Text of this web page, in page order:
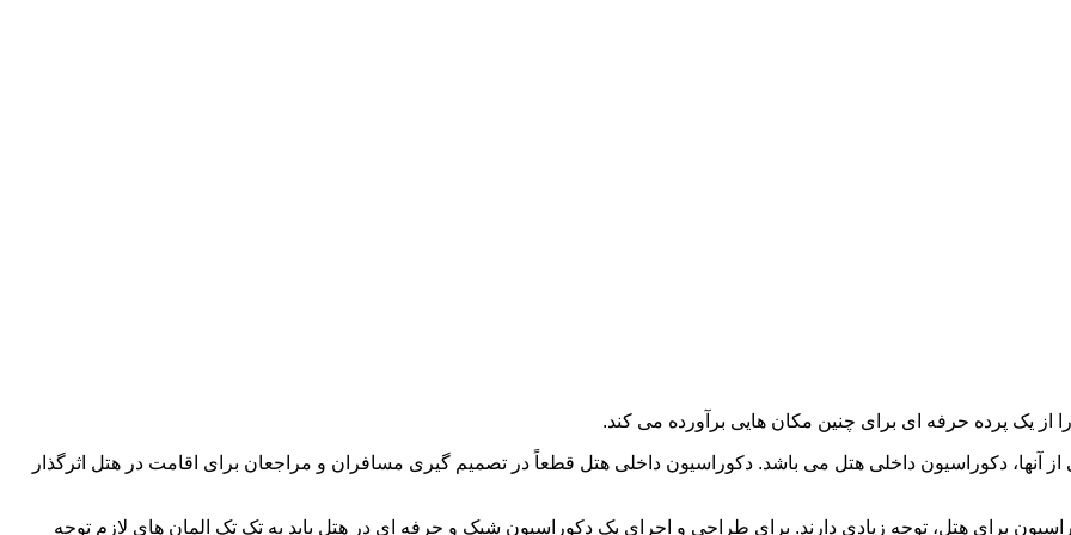
از یک پرده حرفه ای برای چنین مکان هایی برآورده می کند.
آنها، دکوراسیون داخلی هتل می باشد. دکوراسیون داخلی هتل قطعاً در تصمیم گیری مسافران و مراجعان برای اقامت در هتل اثرگذار
برای هتل، توجه زیادی دارند. برای طراحی و اجرای یک دکوراسیون شیک و حرفه ای در هتل باید به تک تک المان های لازم توجه